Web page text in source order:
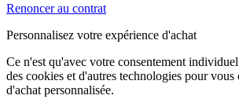
Renoncer au contrat
Personnalisez votre expérience d'achat
Ce n'est qu'avec votre consentement
des cookies et d'autres technologies pour
d'achat personnalisée.